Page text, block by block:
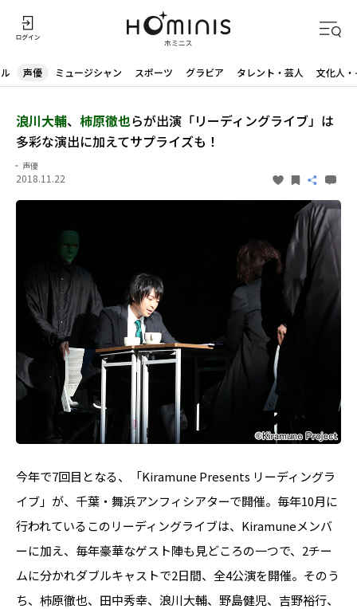
声優 ミュージシャン スポーツ グラビア タレント・芸人 文化人
浪川大輔、 柿原徹也らが出演「リーディングライブ」は
多彩な演出に加えてサプライズも！
声優
2018.11.22
今年で7回目となる、「Kiramune Presents リーディングラ
イブ」が、千葉・舞浜アンフィシアターで開催。毎年10月に
行われているこのリーディングライブは、Kiramuneメンバ
ーに加え、毎年豪華なゲスト陣も見どころの一つで、2チー
ムに分かれダブルキャストで2日間、全4公演を開催。そのう
ち、柿原徹也、田中秀幸、浪川大輔、野島健児、吉野裕行、